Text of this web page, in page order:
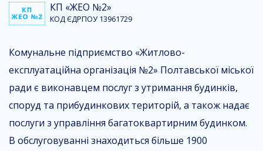
КП «ЖЕО №2»
КОД ЄДРПОУ 13961729
Комунальне підприємство «Житлово-
експлуатаційна організація №2» Полтавської міської
ради є виконавцем послуг з утримання будинків,
споруд та прибудинкових територій, а також надає
послуги з управління багатоквартирним будинком.
В обслуговуванні знаходиться більше 1900